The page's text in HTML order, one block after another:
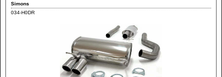
Simons
034-H0DR